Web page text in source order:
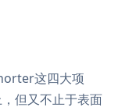
这四大项
但又不止于表面